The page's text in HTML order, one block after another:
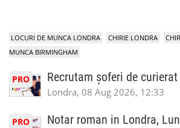
LOCURI DE MUNCA LONDRA CHIRIE LONDRA
MUNCA BIRMINGHAM
PRO Recrutam șoferi de curierat
Londra, 08 Aug 2026, 12:33
PRO Notar roman in Londra,